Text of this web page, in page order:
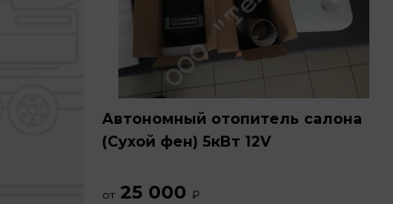
Автономный отопитель салона
(Сухой фен) 5кВт 12V
от 25 000 ₽